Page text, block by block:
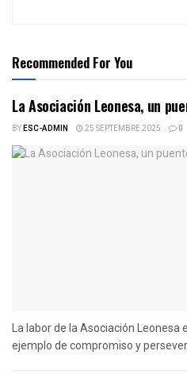
Recommended For You
La Asociación Leonesa, un
BYESC-ADMIN 25 SEPTEMBRE 2025 0
La labor de la Asociación
ejemplo de compromiso y